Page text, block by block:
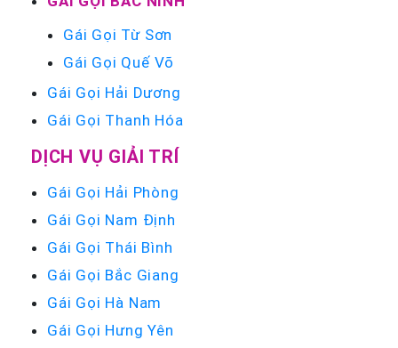
Gái Gọi Từ Sơn
Gái Gọi Quế Võ
Gái Gọi Hải Dương
Gái Gọi Thanh Hóa
DỊCH VỤ GIẢI TRÍ
Gái Gọi Hải Phòng
Gái Gọi Nam Định
Gái Gọi Thái Bình
Gái Gọi Bắc Giang
Gái Gọi Hà Nam
Gái Gọi Hưng Yên